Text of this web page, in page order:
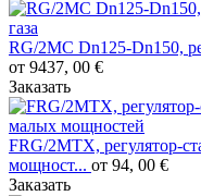
RG/2MC Dn125-Dn150,
от 9437, 00 €
Заказать
FRG/2MТX, регулятор-
мощност... от 94, 00 €
Заказать